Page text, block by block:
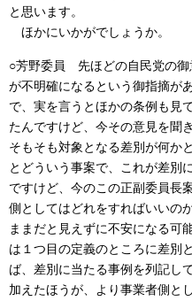
と思います。
ほかにいかがでしょうか。
○芳野委員 先ほどの自民党の御
が不明確になるという御指摘が
で、実を言うとほかの条例も見
たんですけど、今その意見を聞
そもそも対象となる差別が何か
とどういう事案で、これが差別
ですけど、今のこの正副委員長
側としてはどれをすればいいの
ままだと見えずに不安になる可
は１つ目の定義のところに差別
ば、差別に当たる事例を列記し
加えたほうが、より事業者側と